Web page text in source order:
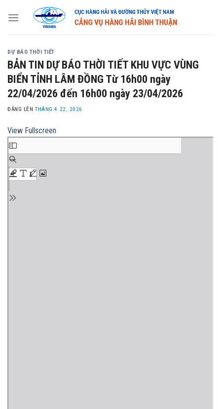
DỰ BÁO THỜI TIẾT
BẢN TIN DỰ BÁO THỜI TIẾT KHU VỰC VÙNG
BIỂN TỈNH LÂM ĐỒNG Từ 16h00 ngày
22/04/2026 đến 16h00 ngày 23/04/2026
ĐĂNG LÊNTHÁNG 4 22, 2026
View Fullscreen